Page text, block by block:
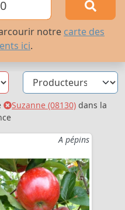
notre carte des
ici.
Suzanne (08130) dans la
A pépins